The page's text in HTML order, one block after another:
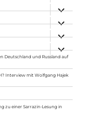
anzeigen
anzeigen
anzeigen
anzeigen
anzeigen
Deutschland und Russland auf
Interview mit Wolfgang Hajek
zu einer Sarrazin-Lesung in